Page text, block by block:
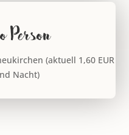
(aktuell 1,60 EUR
Nacht)